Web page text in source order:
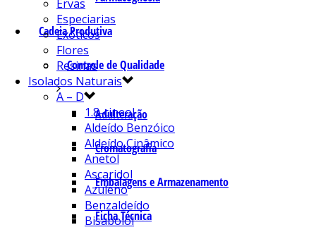
Cadeia Produtiva
Controle de Qualidade
Adulteração
Cromatografia
Embalagens e Armazenamento
Ficha Técnica
Ervas
Especiarias
Exóticos
Flores
Resinas
Isolados Naturais
A – D
1.8-cineol
Aldeído Benzóico
Aldeído Cinâmico
Anetol
Ascaridol
Azuleno
Benzaldeído
Bisabolol